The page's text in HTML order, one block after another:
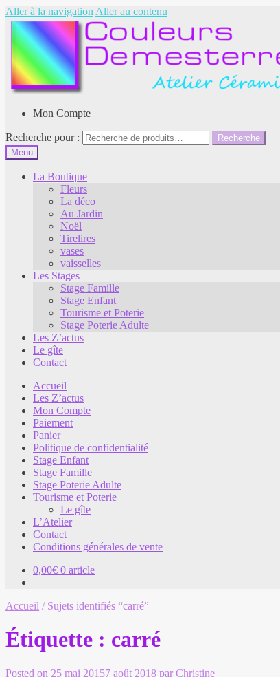
Aller à la navigation Aller au contenu
Mon Compte
Recherche pour :
Recherche
Menu
La Boutique
Fleurs
La déco
Au Jardin
Noël
Tirelires
vases
vaisselles
Les Stages
Stage Famille
Stage Enfant
Tourisme et Poterie
Stage Poterie Adulte
Les Z’actus
Le gîte
Contact
Accueil
Les Z’actus
Mon Compte
Paiement
Panier
Politique de confidentialité
Stage Enfant
Stage Famille
Stage Poterie Adulte
Tourisme et Poterie
Le gîte
L’Atelier
Contact
Conditions générales de vente
0,00€ 0 article
Accueil / Sujets identifiés “carré”
Étiquette : carré
Posted on 25 mai 20157 août 2018 parChristine